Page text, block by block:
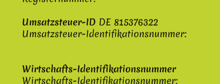
Umsatzsteuer-ID DE 815376322
Umsatzsteuer-Identifikationsnummer:
Wirtschafts-Identifikationsnummer
Wirtschafts-Identifikationsnummer: